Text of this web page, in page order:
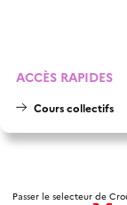
ACCÈS RAPIDES
Cours collectifs
Passer le selecteur de